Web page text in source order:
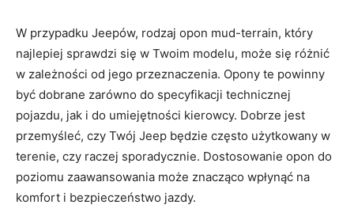
W ‌przypadku Jeepów, rodzaj opon mud-terrain, który
najlepiej ⁢sprawdzi się⁤ w Twoim modelu, może się różnić
w⁢ zależności od jego przeznaczenia. Opony te powinny
być dobrane⁢ zarówno do specyfikacji‌ technicznej
‍pojazdu, jak i do umiejętności kierowcy.⁤ Dobrze ⁢jest
przemyśleć, czy‍ Twój Jeep będzie często ⁢użytkowany w
terenie, czy​ raczej sporadycznie. Dostosowanie opon do
poziomu zaawansowania może znacząco wpłynąć na
⁢komfort i bezpieczeństwo jazdy.